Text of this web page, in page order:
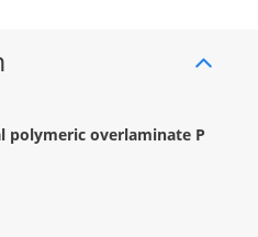
polymeric overlaminate P